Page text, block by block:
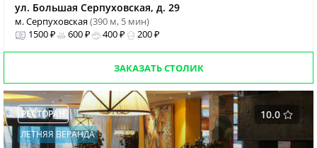
ул. Большая Серпуховская, д. 29
м. Серпуховская(390 м, 5 мин)
1500 ₽
600 ₽ 400 ₽ 200 ₽
ЗАКАЗАТЬ СТОЛИК
10.0
РЕСТОРАН
ЛЕТНЯЯ ВЕРАНДА